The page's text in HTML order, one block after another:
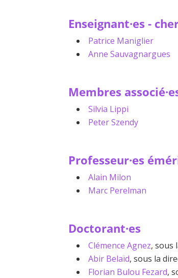
Enseignant·es -
Patrice Maniglier
Anne Sauvagnargues
Membres
Silvia Lippi
Peter Szendy
Professeur·es
Alain Milon
Marc Perelman
Doctorant·es
Clémence Agnez, sous
Abir Belaïd, sous la
Florian Bulou Fezard,